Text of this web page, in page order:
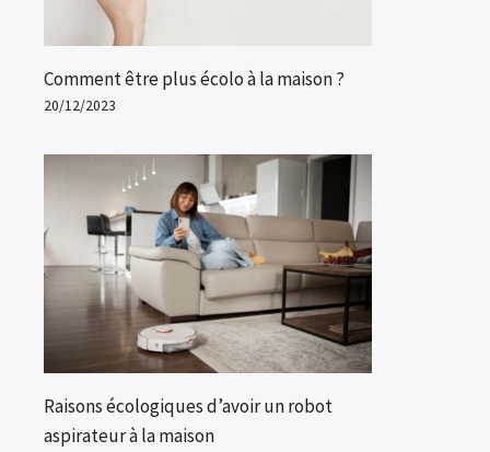
Comment être plus écolo à la maison ?
20/12/2023
Raisons écologiques d’avoir un robot
aspirateur à la maison